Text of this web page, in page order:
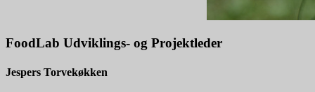
FoodLab Udviklings- og Projektleder
Jespers Torvekøkken